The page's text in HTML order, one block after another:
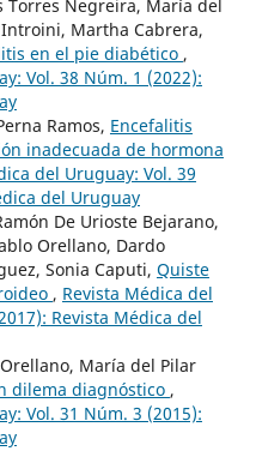
Torres Negreira, María del
Martha Cabrera,
en el pie diabético ,
Vol. 38 Núm. 1 (2022):
Ramos, Encefalitis
inadecuada de hormona
del Uruguay: Vol. 39
del Uruguay
De Urioste Bejarano,
Orellano, Dardo
Sonia Caputi, Quiste
, Revista Médica del
Revista Médica del
María del Pilar
dilema diagnóstico ,
Vol. 31 Núm. 3 (2015):